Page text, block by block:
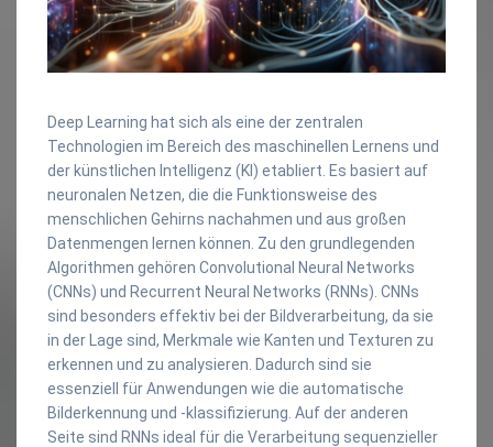
Deep Learning hat sich als eine der zentralen
Technologien im Bereich des maschinellen Lernens und
der künstlichen Intelligenz (KI) etabliert. Es basiert auf
neuronalen Netzen, die die Funktionsweise des
menschlichen Gehirns nachahmen und aus großen
Datenmengen lernen können. Zu den grundlegenden
Algorithmen gehören Convolutional Neural Networks
(CNNs) und Recurrent Neural Networks (RNNs). CNNs
sind besonders effektiv bei der Bildverarbeitung, da sie
in der Lage sind, Merkmale wie Kanten und Texturen zu
erkennen und zu analysieren. Dadurch sind sie
essenziell für Anwendungen wie die automatische
Bilderkennung und -klassifizierung. Auf der anderen
Seite sind RNNs ideal für die Verarbeitung sequenzieller